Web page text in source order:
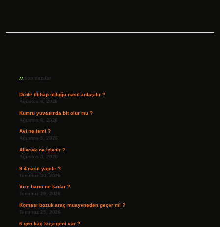
Son Yazılar
Dizde iltihap olduğu nasıl anlaşılır ?
Ağustos 6, 2026
Kumru yuvasında bit olur mu ?
Ağustos 6, 2026
Avi ne ismi ?
Ağustos 5, 2026
Ailecek ne izlenir ?
Ağustos 3, 2026
9 4 nasıl yapılır ?
Temmuz 30, 2026
Vize harcı ne kadar ?
Temmuz 29, 2026
Kornası bozuk araç muayeneden geçer mi ?
Temmuz 25, 2026
6 gen kaç köşegeni var ?